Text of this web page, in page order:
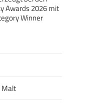
Awards 2026 mit
Winner
Malt